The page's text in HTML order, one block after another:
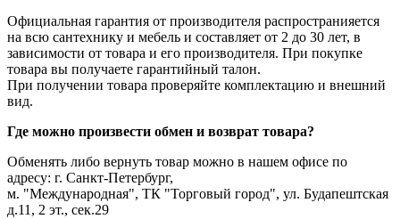
Официальная гарантия от производителя распространияется
на всю сантехнику и мебель и составляет от 2 до 30 лет, в
зависимости от товара и его производителя. При покупке
товара вы получаете гарантийный талон.
При получении товара проверяйте комплектацию и внешний
вид.
Где можно произвести обмен и возврат товара?
Обменять либо вернуть товар можно в нашем офисе по
адресу: г. Санкт-Петербург,
м. "Международная", ТК "Торговый город", ул. Будапештская
д.11, 2 эт., сек.29